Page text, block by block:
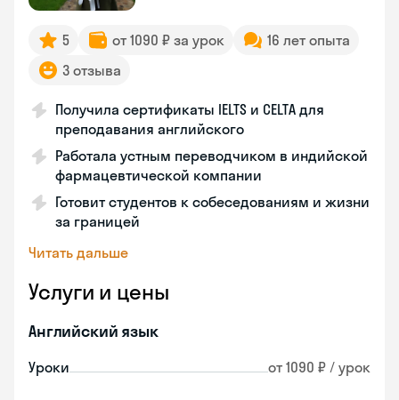
5 от 1090 ₽ за урок
16 лет опыта
3 отзыва
Получила сертификаты IELTS и CELTA для
преподавания английского
Работала устным переводчиком в индийской
фармацевтической компании
Готовит студентов к собеседованиям и жизни
за границей
Читать дальше
Услуги и цены
Английский язык
Уроки от 1090 ₽ / урок